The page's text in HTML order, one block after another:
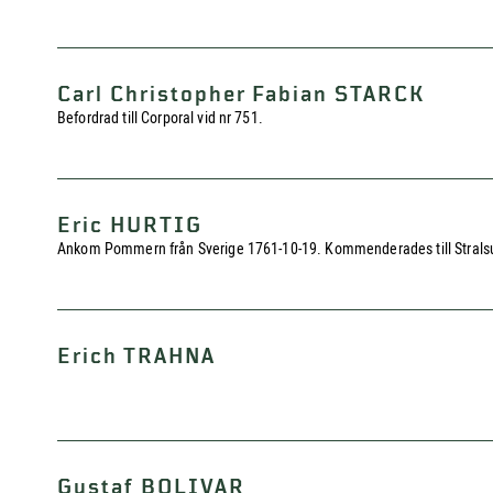
Carl Christopher Fabian STARCK
Befordrad till Corporal vid nr 751.
Eric HURTIG
Ankom Pommern från Sverige 1761-10-19. Kommenderades till
Erich TRAHNA
Gustaf BOLIVAR